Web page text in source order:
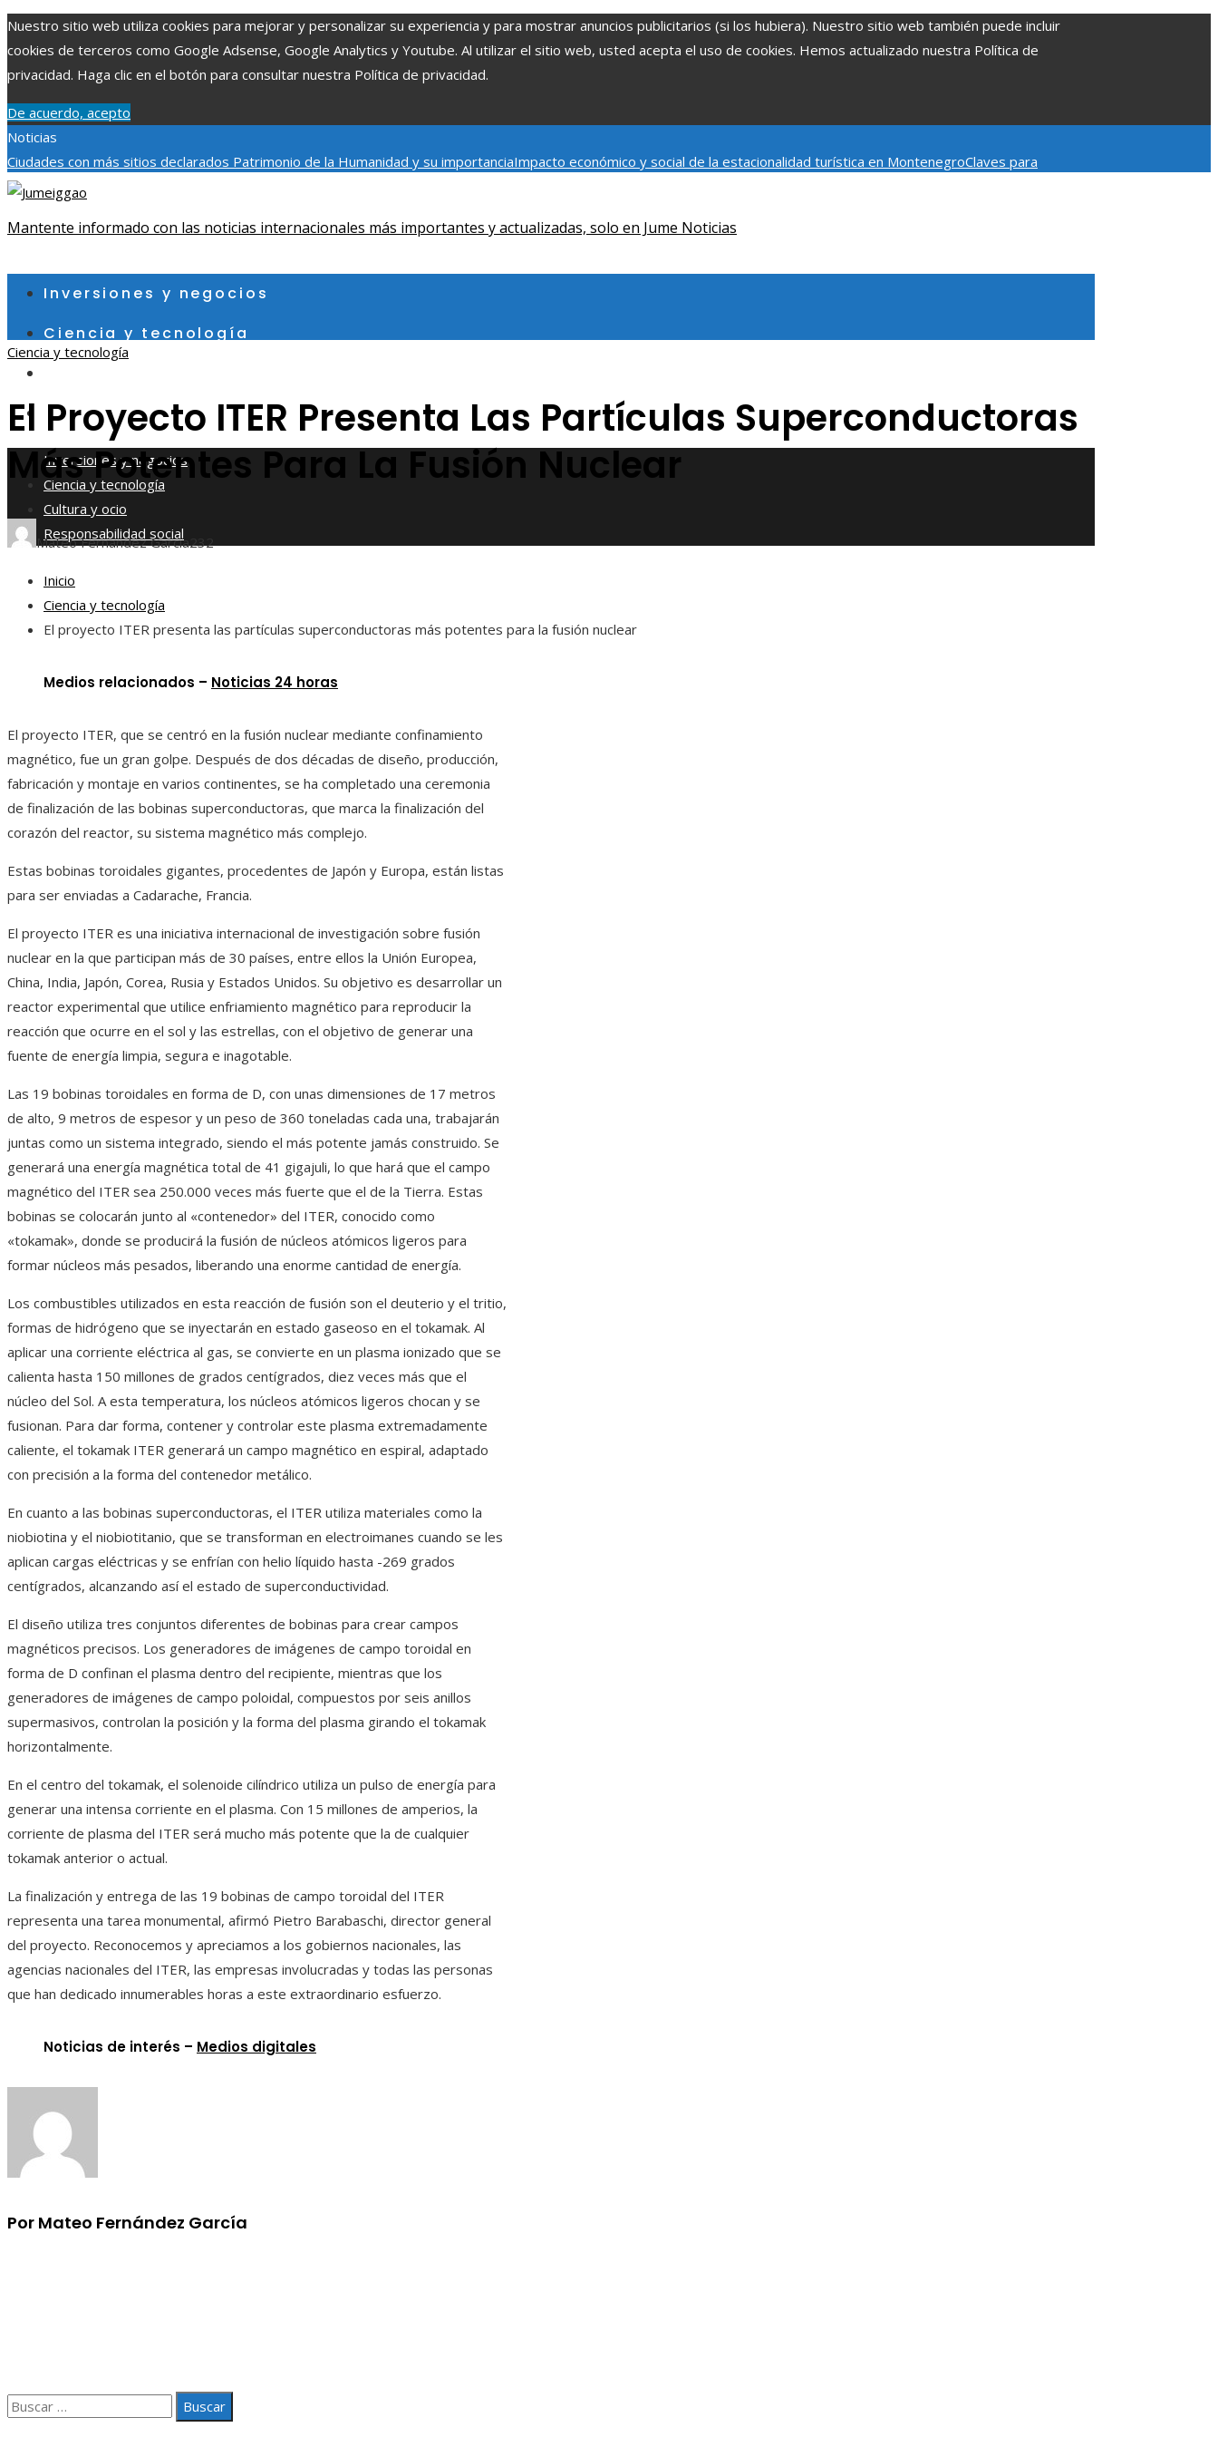
Nuestro sitio web utiliza cookies para mejorar y personalizar su experiencia y para mostrar anuncios publicitarios (si los hubiera). Nuestro sitio web también puede incluir
cookies de terceros como Google Adsense, Google Analytics y Youtube. Al utilizar el sitio web, usted acepta el uso de cookies. Hemos actualizado nuestra Política de
privacidad. Haga clic en el botón para consultar nuestra Política de privacidad.
De acuerdo, acepto
Noticias
Ciudades con más sitios declarados Patrimonio de la Humanidad y su importanciaImpacto económico y social de la estacionalidad turística en MontenegroClaves para
aumentar la inversión productiva y reducir la fragmentación económica en Bosnia y Herzegovina
viernes, agosto 7
Mantente informado con las noticias internacionales más importantes y actualizadas, solo en Jume Noticias
Inversiones y negocios
Ciencia y tecnología
Responsabilidad social
Inversiones y negocios
Ciencia y tecnología
Cultura y ocio
Responsabilidad social
Ciencia y tecnología
El Proyecto ITER Presenta Las Partículas Superconductoras
Más Potentes Para La Fusión Nuclear
Mateo Fernández García232
Inicio
Ciencia y tecnología
El proyecto ITER presenta las partículas superconductoras más potentes para la fusión nuclear
Medios relacionados – Noticias 24 horas
El proyecto ITER, que se centró en la fusión nuclear mediante confinamiento
magnético, fue un gran golpe. Después de dos décadas de diseño, producción,
fabricación y montaje en varios continentes, se ha completado una ceremonia
de finalización de las bobinas superconductoras, que marca la finalización del
corazón del reactor, su sistema magnético más complejo.
Estas bobinas toroidales gigantes, procedentes de Japón y Europa, están listas
para ser enviadas a Cadarache, Francia.
El proyecto ITER es una iniciativa internacional de investigación sobre fusión
nuclear en la que participan más de 30 países, entre ellos la Unión Europea,
China, India, Japón, Corea, Rusia y Estados Unidos. Su objetivo es desarrollar un
reactor experimental que utilice enfriamiento magnético para reproducir la
reacción que ocurre en el sol y las estrellas, con el objetivo de generar una
fuente de energía limpia, segura e inagotable.
Las 19 bobinas toroidales en forma de D, con unas dimensiones de 17 metros
de alto, 9 metros de espesor y un peso de 360 ​​toneladas cada una, trabajarán
juntas como un sistema integrado, siendo el más potente jamás construido. Se
generará una energía magnética total de 41 gigajuli, lo que hará que el campo
magnético del ITER sea 250.000 veces más fuerte que el de la Tierra. Estas
bobinas se colocarán junto al «contenedor» del ITER, conocido como
«tokamak», donde se producirá la fusión de núcleos atómicos ligeros para
formar núcleos más pesados, liberando una enorme cantidad de energía.
Los combustibles utilizados en esta reacción de fusión son el deuterio y el tritio,
formas de hidrógeno que se inyectarán en estado gaseoso en el tokamak. Al
aplicar una corriente eléctrica al gas, se convierte en un plasma ionizado que se
calienta hasta 150 millones de grados centígrados, diez veces más que el
núcleo del Sol. A esta temperatura, los núcleos atómicos ligeros chocan y se
fusionan. Para dar forma, contener y controlar este plasma extremadamente
caliente, el tokamak ITER generará un campo magnético en espiral, adaptado
con precisión a la forma del contenedor metálico.
En cuanto a las bobinas superconductoras, el ITER utiliza materiales como la
niobiotina y el niobiotitanio, que se transforman en electroimanes cuando se les
aplican cargas eléctricas y se enfrían con helio líquido hasta -269 grados
centígrados, alcanzando así el estado de superconductividad.
El diseño utiliza tres conjuntos diferentes de bobinas para crear campos
magnéticos precisos. Los generadores de imágenes de campo toroidal en
forma de D confinan el plasma dentro del recipiente, mientras que los
generadores de imágenes de campo poloidal, compuestos por seis anillos
supermasivos, controlan la posición y la forma del plasma girando el tokamak
horizontalmente.
En el centro del tokamak, el solenoide cilíndrico utiliza un pulso de energía para
generar una intensa corriente en el plasma. Con 15 millones de amperios, la
corriente de plasma del ITER será mucho más potente que la de cualquier
tokamak anterior o actual.
La finalización y entrega de las 19 bobinas de campo toroidal del ITER
representa una tarea monumental, afirmó Pietro Barabaschi, director general
del proyecto. Reconocemos y apreciamos a los gobiernos nacionales, las
agencias nacionales del ITER, las empresas involucradas y todas las personas
que han dedicado innumerables horas a este extraordinario esfuerzo.
Noticias de interés – Medios digitales
Por Mateo Fernández García
Buscar: